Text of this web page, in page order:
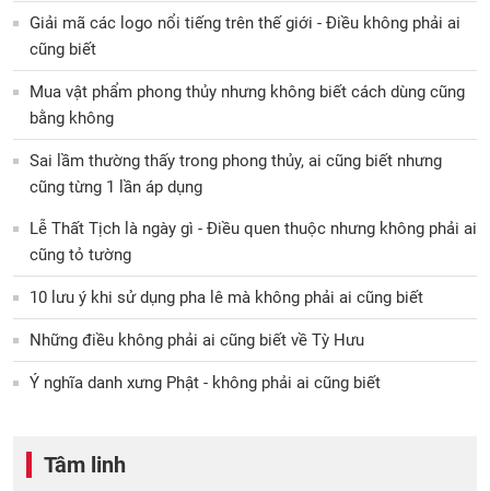
Giải mã các logo nổi tiếng trên thế giới - Điều không phải ai
cũng biết
Mua vật phẩm phong thủy nhưng không biết cách dùng cũng
bằng không
Sai lầm thường thấy trong phong thủy, ai cũng biết nhưng
cũng từng 1 lần áp dụng
Lễ Thất Tịch là ngày gì - Điều quen thuộc nhưng không phải ai
cũng tỏ tường
10 lưu ý khi sử dụng pha lê mà không phải ai cũng biết
Những điều không phải ai cũng biết về Tỳ Hưu
Ý nghĩa danh xưng Phật - không phải ai cũng biết
Tâm linh